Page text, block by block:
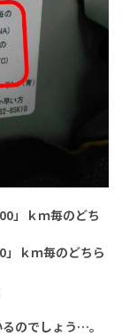
」ｋｍ毎のどち
」ｋｍ毎のどちら
のでしょう…。